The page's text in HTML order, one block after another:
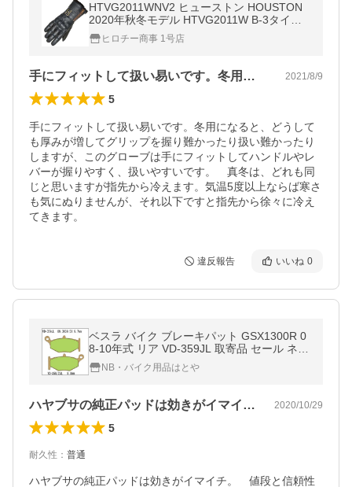
HTVG2011WNV2 ヒューストン HOUSTON
2020年秋冬モデル HTVG2011W B-3タイプ
ウィンターグローブ ネイビー 2XLサイズ JP
店 ヒロチー商事 1号店
手にフィットして扱い易いです。冬用にな… 2021/8/9
5
手にフィットして扱い易いです。冬用になると、どうして
も厚みが増してグリップを握り難かったり扱い難かったり
しますが、このグローブは手にフィットしてハンドルやレ
バーが握りやすく、扱いやすいです。　真冬は、どれも同
じと思いますが指先から冷えます。気温5度以上ならば寒さ
も気にぬりませんが、それ以下ですと指先から徐々に冷え
てきます。
違反報告 いいね 0
ベスラ バイク ブレーキパット GSX1300R 0
8-10年式 リア VD-359JL 取寄品 セール ネッ
ト通販限定価格
NB・バイク用品はとや
ハヤブサの純正パッドは効きがイマイチ。… 2020/10/29
5
耐久性 ： 普通
ハヤブサの純正パッドは効きがイマイチ。　値段と信頼性